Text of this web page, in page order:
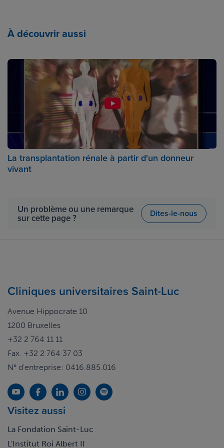
À découvrir aussi
La transplantation rénale à partir d'un donneur
vivant
Un problème ou une remarque
sur cette page ? Dites-le-nous
Cliniques universitaires Saint-Luc
Avenue Hippocrate 10
1200 Bruxelles
+32 2 764 11 11
Fax. +32 2 764 37 03
N° d'entreprise: 0416.885.016
Visitez aussi
La Fondation Saint-Luc
L'Institut Roi Albert II